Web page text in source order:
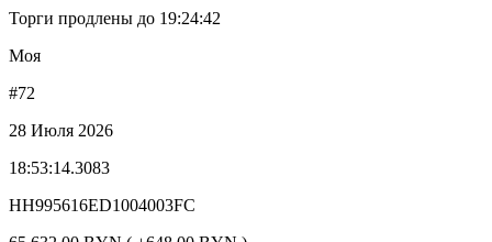
Торги продлены до 19:24:42
Моя
#72
28 Июля 2026
18:53:14.3083
HH995616ED1004003FC